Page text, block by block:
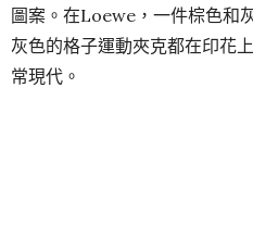
圖案。在Loewe，一件棕色和
灰色的格子運動夾克都在印花
常現代。